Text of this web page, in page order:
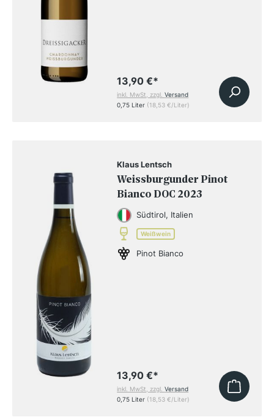
13,90 €*
inkl. MwSt, zzgl.Versand
0,75 Liter (18,53 €/Liter)
Klaus Lentsch
Weissburgunder Pinot
Bianco DOC 2023
Südtirol, Italien
Weißwein
Pinot Bianco
13,90 €*
inkl. MwSt, zzgl.Versand
0,75 Liter (18,53 €/Liter)